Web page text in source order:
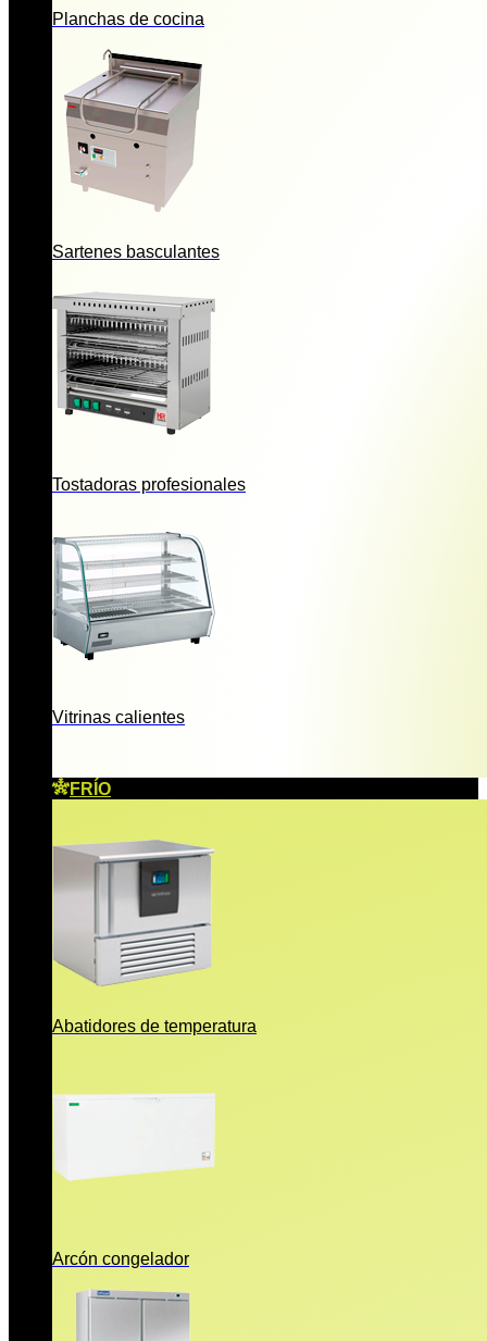
Planchas de cocina
Sartenes basculantes
Tostadoras profesionales
Vitrinas calientes
FRÍO
Abatidores de temperatura
Arcón congelador